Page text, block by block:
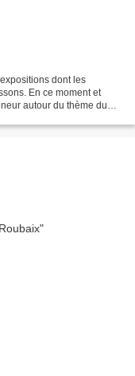
dont les
En ce moment et
autour du thème du